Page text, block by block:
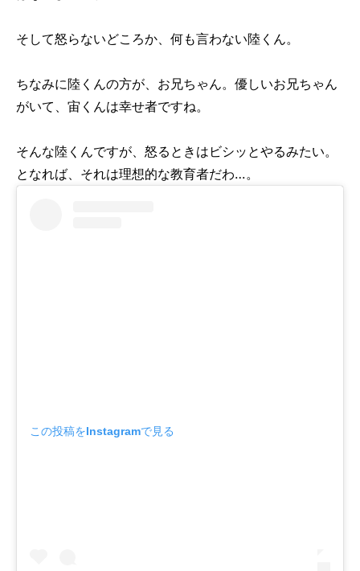
そして怒らないどころか、何も言わない陸くん。
ちなみに陸くんの方が、お兄ちゃん。優しいお兄ちゃん
がいて、宙くんは幸せ者ですね。
そんな陸くんですが、怒るときはビシッとやるみたい。
となれば、それは理想的な教育者だわ…。
この投稿をInstagramで見る